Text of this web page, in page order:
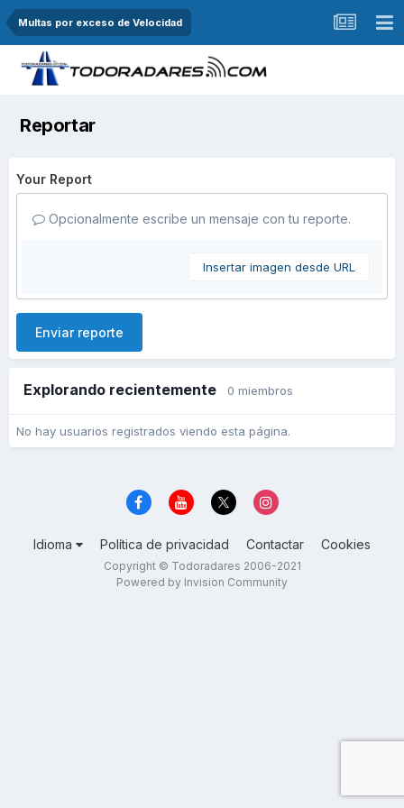
Multas por exceso de Velocidad
Reportar
Your Report
Opcionalmente escribe un mensaje con tu reporte.
Insertar imagen desde URL
Enviar reporte
Explorando recientemente 0 miembros
No hay usuarios registrados viendo esta página.
Idioma Política de privacidad Contactar Cookies
Copyright © Todoradares 2006-2021
Powered by Invision Community